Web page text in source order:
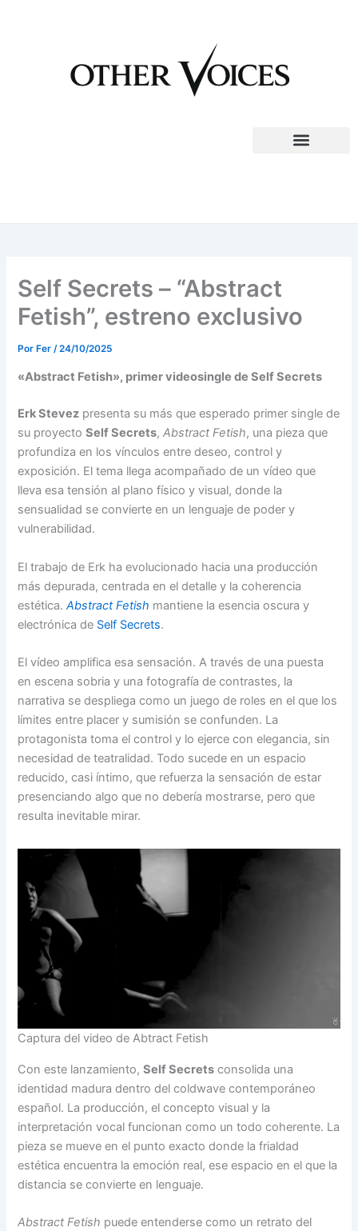
Self Secrets – “Abstract
Fetish”, estreno exclusivo
PorFer/24/10/2025
«Abstract Fetish», primer videosingle de Self Secrets
Erk Stevez presenta su más que esperado primer single de
su proyectoSelf Secrets,Abstract Fetish, una pieza que
profundiza en los vínculos entre deseo, control y
exposición. El tema llega acompañado de un vídeo que
lleva esa tensión al plano físico y visual, donde la
sensualidad se convierte en un lenguaje de poder y
vulnerabilidad.
El trabajo de Erk ha evolucionado hacia una producción
más depurada, centrada en el detalle y la coherencia
estética.Abstract Fetish mantiene la esencia oscura y
electrónica de Self Secrets.
El vídeo amplifica esa sensación. A través de una puesta
en escena sobria y una fotografía de contrastes, la
narrativa se despliega como un juego de roles en el que los
límites entre placer y sumisión se confunden. La
protagonista toma el control y lo ejerce con elegancia, sin
necesidad de teatralidad. Todo sucede en un espacio
reducido, casi íntimo, que refuerza la sensación de estar
presenciando algo que no debería mostrarse, pero que
resulta inevitable mirar.
Captura del video de Abtract Fetish
Con este lanzamiento,Self Secrets consolida una
identidad madura dentro del coldwave contemporáneo
español. La producción, el concepto visual y la
interpretación vocal funcionan como un todo coherente. La
pieza se mueve en el punto exacto donde la frialdad
estética encuentra la emoción real, ese espacio en el que la
distancia se convierte en lenguaje.
Abstract Fetish puede entenderse como un retrato del